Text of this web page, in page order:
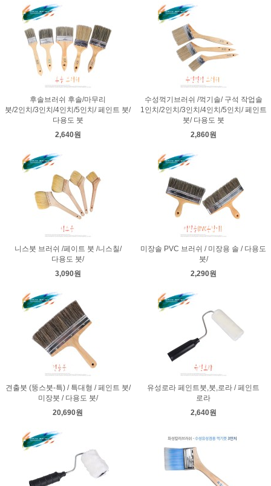
후솔브러쉬 후솔/마무리
붓/2인치/3인치/4인치/5인치/ 페인트 붓/
다용도 붓
2,640원
수성꺽기브러쉬 /꺽기솔/ 구석 작업솔
1인치/2인치/3인치/4인치/5인치/ 페인트
붓/ 다용도 붓
2,860원
니스붓 브러쉬 /페이트 붓 /니스칠/
다용도 붓/
3,090원
미장솔 PVC 브러쉬 / 미장용 솔 / 다용도
붓/
2,290원
견출붓 (뚱스붓-특) / 특대형 / 페인트 붓/
미장붓 / 다용도 붓/
20,690원
유성로라 페인트붓,붓,로라 / 페인트
로라
2,640원